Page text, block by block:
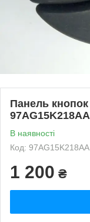
Панель
В наявності
Код: 97AG15K218AA
1 200 ₴